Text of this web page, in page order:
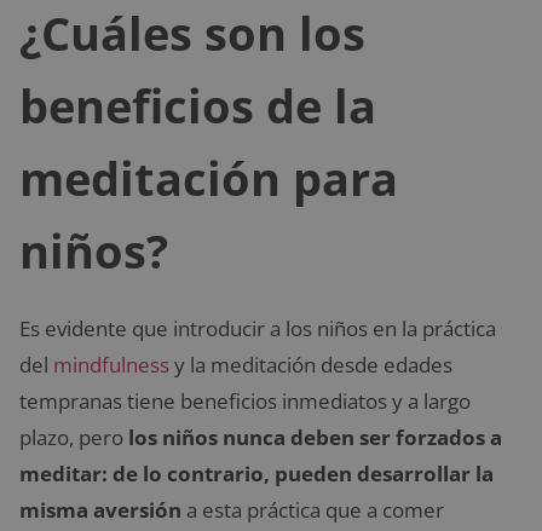
¿Cuáles son los
beneficios de la
meditación para
niños?
Es evidente que introducir a los niños en la práctica
del mindfulnessy la meditación desde edades
tempranas tiene beneficios inmediatos y a largo
plazo, pero los niños nunca deben ser forzados a
meditar: de lo contrario, pueden desarrollar la
misma aversión a esta práctica que a comer